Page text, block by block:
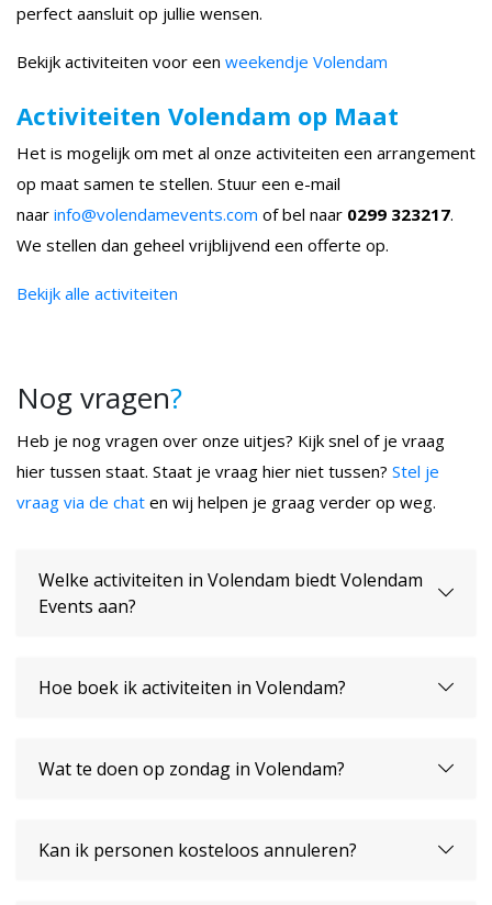
perfect aansluit op jullie wensen.
Bekijk activiteiten voor een weekendje Volendam
Activiteiten Volendam op Maat
Het is mogelijk om met al onze activiteiten een arrangement
op maat samen te stellen. Stuur een e-mail
naar info@volendamevents.com of bel naar 0299 323217.
We stellen dan geheel vrijblijvend een offerte op.
Bekijk alle activiteiten
Nog vragen?
Heb je nog vragen over onze uitjes? Kijk snel of je vraag
hier tussen staat. Staat je vraag hier niet tussen? Stel je
vraag via de chat en wij helpen je graag verder op weg.
Welke activiteiten in Volendam biedt Volendam
Events aan?
Hoe boek ik activiteiten in Volendam?
Wat te doen op zondag in Volendam?
Kan ik personen kosteloos annuleren?